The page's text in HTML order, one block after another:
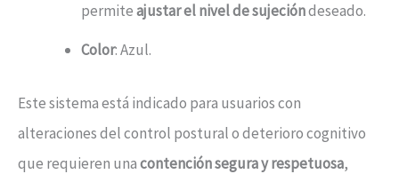
permiteajustar el nivel de sujecióndeseado.
Color: Azul.
Este sistema está indicado para usuarios con
alteraciones del control postural o deterioro cognitivo
que requieren unacontención segura y respetuosa,